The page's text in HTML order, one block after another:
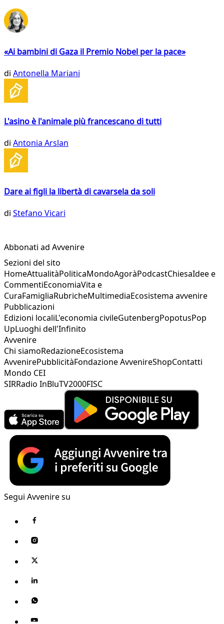
«Ai bambini di Gaza il Premio Nobel per la pace»
di Antonella Mariani
L'asino è l'animale più francescano di tutti
di Antonia Arslan
Dare ai figli la libertà di cavarsela da soli
di Stefano Vicari
Abbonati ad Avvenire
Sezioni del sito
HomeAttualitàPoliticaMondoAgoràPodcastChiesaIdee e
CommentiEconomiaVita e
CuraFamigliaRubricheMultimediaEcosistema avvenire
Pubblicazioni
Edizioni localiL'economia civileGutenbergPopotusPop
UpLuoghi dell'Infinito
Avvenire
Chi siamoRedazioneEcosistema
AvvenirePubblicitàFondazione AvvenireShopContatti
Mondo CEI
SIRRadio InBluTV2000FISC
Segui Avvenire su